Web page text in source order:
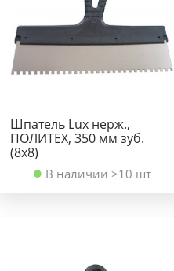
Шпатель Lux нерж.,
ПОЛИТЕХ, 350 мм зуб.
(8х8)
В наличии >10 шт